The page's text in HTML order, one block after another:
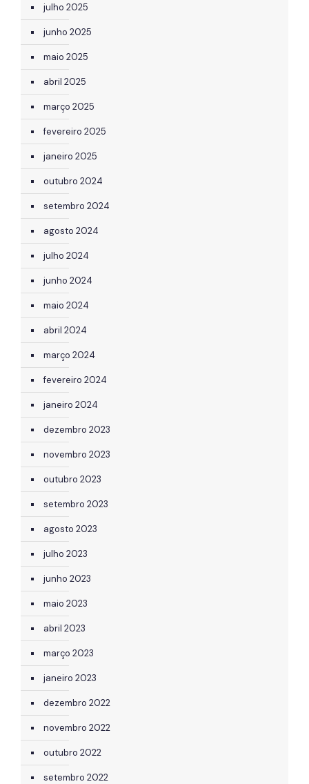
julho 2025
junho 2025
maio 2025
abril 2025
março 2025
fevereiro 2025
janeiro 2025
outubro 2024
setembro 2024
agosto 2024
julho 2024
junho 2024
maio 2024
abril 2024
março 2024
fevereiro 2024
janeiro 2024
dezembro 2023
novembro 2023
outubro 2023
setembro 2023
agosto 2023
julho 2023
junho 2023
maio 2023
abril 2023
março 2023
janeiro 2023
dezembro 2022
novembro 2022
outubro 2022
setembro 2022